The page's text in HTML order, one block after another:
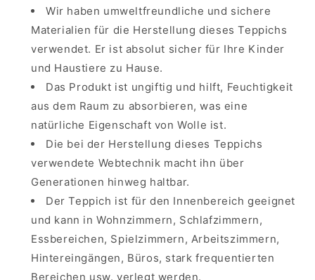
Wir haben umweltfreundliche und sichere
Materialien für die Herstellung dieses Teppichs
verwendet. Er ist absolut sicher für Ihre Kinder
und Haustiere zu Hause.
Das Produkt ist ungiftig und hilft, Feuchtigkeit
aus dem Raum zu absorbieren, was eine
natürliche Eigenschaft von Wolle ist.
Die bei der Herstellung dieses Teppichs
verwendete Webtechnik macht ihn über
Generationen hinweg haltbar.
Der Teppich ist für den Innenbereich geeignet
und kann in Wohnzimmern, Schlafzimmern,
Essbereichen, Spielzimmern, Arbeitszimmern,
Hintereingängen, Büros, stark frequentierten
Bereichen usw. verlegt werden.